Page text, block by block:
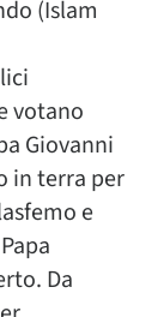
(Islam
votano
Giovanni
in terra per
e
Da